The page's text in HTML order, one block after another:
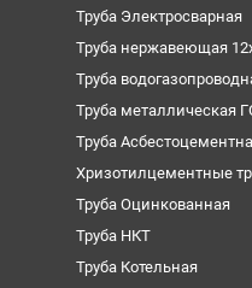
Труба Электросварная
Труба нержавеющая
Труба
Труба металлическая
Труба
Хризотилцементные
Труба Оцинкованная
Труба НКТ
Труба Котельная